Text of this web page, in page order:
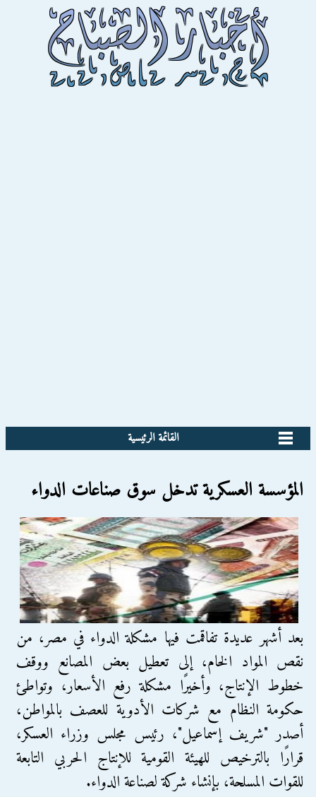
القائمة الرئيسية
المؤسسة العسكرية تدخل سوق صناعات الدواء
بعد أشهر عديدة تفاقمت فيها مشكلة الدواء في مصر، من
نقص المواد الخام، إلى تعطيل بعض المصانع ووقف
خطوط الإنتاج، وأخيرًا مشكلة رفع الأسعار، وتواطئ
حكومة النظام مع شركات الأدوية للعصف بالمواطن،
أصدر "شريف إسماعيل"، رئيس مجلس وزراء العسكر،
قرارًا بالترخيص للهيئة القومية للإنتاج الحربي التابعة
للقوات المسلحة، بإنشاء شركة لصناعة الدواء.